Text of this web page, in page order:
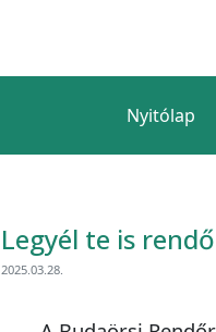
Nyitólap
Legyél te is
2025.03.28.